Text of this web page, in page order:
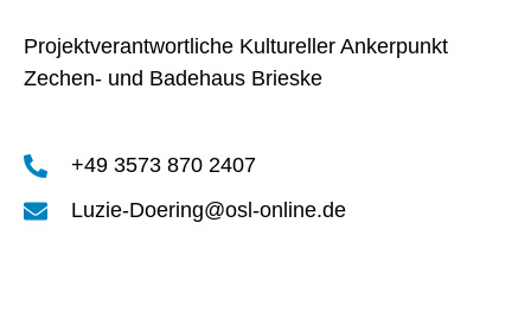
Projektverantwortliche Kultureller Ankerpunkt
Zechen- und Badehaus Brieske
+49 3573 870 2407
Luzie-Doering@osl-online.de